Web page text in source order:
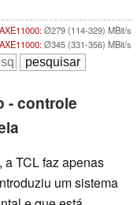
Ø279 (114-329) MBit/s
Ø345 (331-356) MBit/s
- controle
a TCL faz apenas
um sistema